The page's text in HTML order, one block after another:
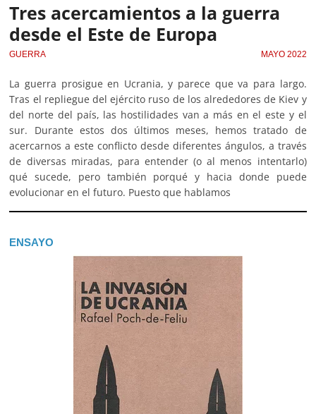
Tres acercamientos a la guerra
desde el Este de Europa
GUERRA MAYO 2022
La guerra prosigue en Ucrania, y parece que va para largo.
Tras el repliegue del ejército ruso de los alrededores de Kiev y
del norte del país, las hostilidades van a más en el este y el
sur. Durante estos dos últimos meses, hemos tratado de
acercarnos a este conflicto desde diferentes ángulos, a través
de diversas miradas, para entender (o al menos intentarlo)
qué sucede, pero también porqué y hacia donde puede
evolucionar en el futuro. Puesto que hablamos
ENSAYO